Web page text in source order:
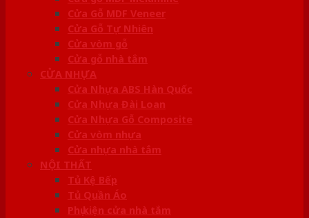
Cửa Gỗ MDF Veneer
Cửa Gỗ Tự Nhiên
Cửa vòm gỗ
Cửa gỗ nhà tắm
CỬA NHỰA
Cửa Nhựa ABS Hàn Quốc
Cửa Nhựa Đài Loan
Cửa Nhựa Gỗ Composite
Cửa vòm nhựa
Cửa nhựa nhà tắm
NỘI THẤT
Tủ Kệ Bếp
Tủ Quần Áo
Phụ kiện cửa nhà tắm